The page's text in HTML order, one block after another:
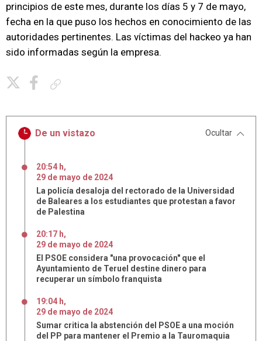
principios de este mes, durante los días 5 y 7 de mayo,
fecha en la que puso los hechos en conocimiento de las
autoridades pertinentes. Las víctimas del hackeo ya han
sido informadas según la empresa.
De un vistazo Ocultar
20:54 h,
29 de mayo de 2024
La policía desaloja del rectorado de la Universidad
de Baleares a los estudiantes que protestan a favor
de Palestina
20:17 h,
29 de mayo de 2024
El PSOE considera "una provocación" que el
Ayuntamiento de Teruel destine dinero para
recuperar un símbolo franquista
19:04 h,
29 de mayo de 2024
Sumar critica la abstención del PSOE a una moción
del PP para mantener el Premio a la Tauromaquia